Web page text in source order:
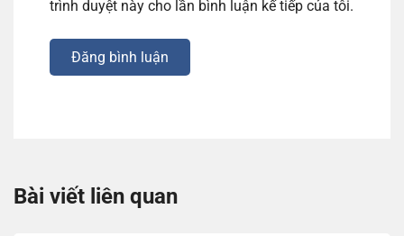
trình duyệt này cho lần bình luận kế tiếp của tôi.
Đăng bình luận
Bài viết liên quan